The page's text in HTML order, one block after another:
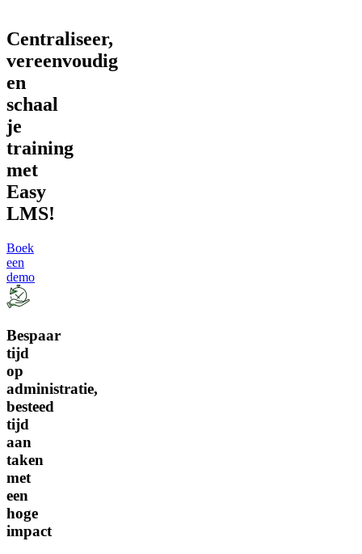
Centraliseer,
vereenvoudig
en
schaal
je
training
met
Easy
LMS!
Boek
een
demo
Bespaar
tijd
op
administratie,
besteed
tijd
aan
taken
met
een
hoge
impact